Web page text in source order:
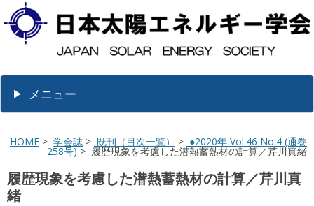
メニュー
HOME > 学会誌 > 既刊（目次一覧） > ●2020年 Vol.46 No.4 (通巻
258号) > 履歴現象を考慮した潜熱蓄熱材の計算／芹川真緒
履歴現象を考慮した潜熱蓄熱材の計算／芹川真
緒